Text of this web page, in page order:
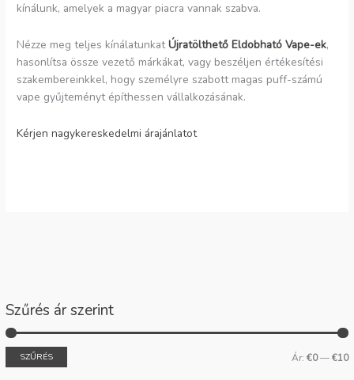
Szűrés ár szerint
SZŰRÉS Ár: €0—€10
kínálunk, amelyek a magyar piacra vannak szabva.
Nézze meg teljes kínálatunkatÚjratölthető Eldobható Vape-ek,
hasonlítsa össze vezető márkákat, vagy beszéljen értékesítési
szakembereinkkel, hogy személyre szabott magas puff-számú
vape gyűjteményt építhessen vállalkozásának.
Kérjen nagykereskedelmi árajánlatot